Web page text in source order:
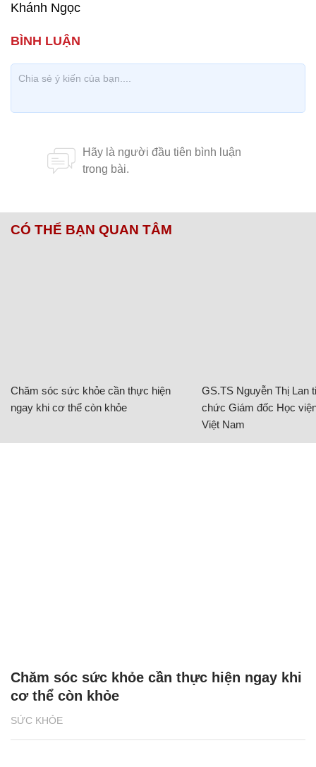
Khánh Ngọc
CÓ THỂ BẠN QUAN TÂM
Chăm sóc sức khỏe cần thực hiện
ngay khi cơ thể còn khỏe
GS.TS Nguyễn Thị Lan
chức Giám đốc Học
Việt Nam
SỨC KHỎE
Chăm sóc sức khỏe cần thực hiện ngay khi
cơ thể còn khỏe